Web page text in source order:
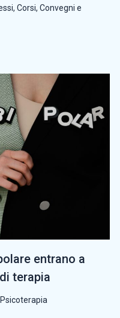
, Corsi, Convegni e
entrano a
terapia
Psicoterapia